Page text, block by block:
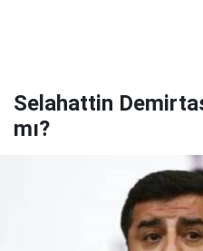
Selahattin
mı?